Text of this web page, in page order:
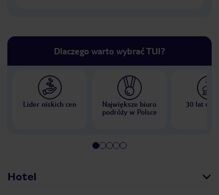
Dlaczego warto wybrać TUI?
Lider niskich cen
Największe biuro
podróży w Polsce
30 lat w
Hotel